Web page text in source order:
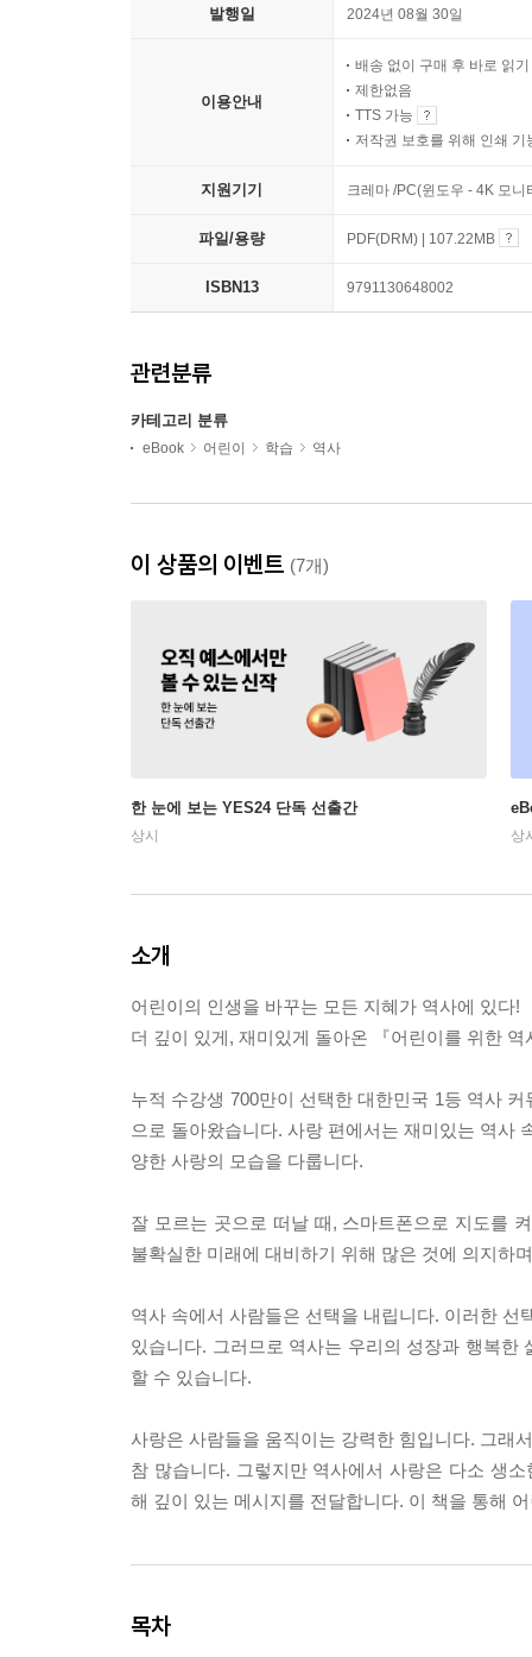
발행일 2024년 08월 30일
이용안내
배송 없이 구매 후 바로 읽기
제한없음
TTS 가능
저작권 보호를 위해 인쇄 기
지원기기 크레마 /PC(윈도우 - 4K 모
파일/용량 PDF(DRM) | 107.22MB
ISBN13 9791130648002
관련분류
카테고리 분류
eBook 어린이 학습 역사
이 상품의 이벤트 (7개)
한 눈에 보는 YES24 단독 선출간
상시 상
소개
어린이의 인생을 바꾸는 모든 지혜가 역사에 있다!
더 깊이 있게, 재미있게 돌아온 『어린이를 위한 역
누적 수강생 700만이 선택한 대한민국 1등 역사
으로 돌아왔습니다. 사랑 편에서는 재미있는 역사
양한 사랑의 모습을 다룹니다.
잘 모르는 곳으로 떠날 때, 스마트폰으로 지도를
불확실한 미래에 대비하기 위해 많은 것에 의지하
역사 속에서 사람들은 선택을 내립니다. 이러한
있습니다. 그러므로 역사는 우리의 성장과 행복
할 수 있습니다.
사랑은 사람들을 움직이는 강력한 힘입니다. 그래
참 많습니다. 그렇지만 역사에서 사랑은 다소 생
해 깊이 있는 메시지를 전달합니다. 이 책을 통해
목차